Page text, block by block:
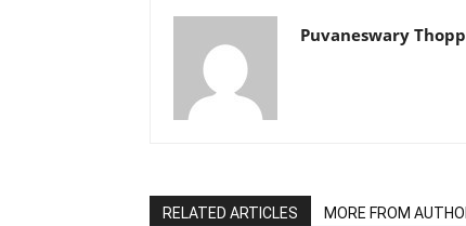
Puvaneswary
RELATED ARTICLES MORE FROM